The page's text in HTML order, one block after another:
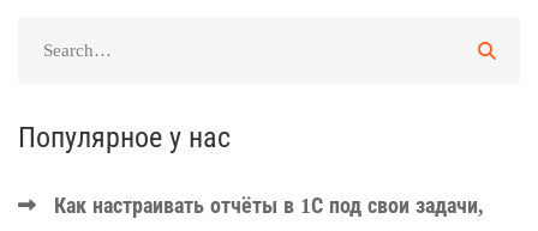
Популярное у нас
Как настраивать отчёты в 1С под свои задачи,